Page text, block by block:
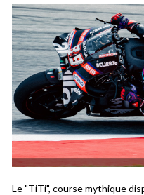
Le "TiTi", course mythique